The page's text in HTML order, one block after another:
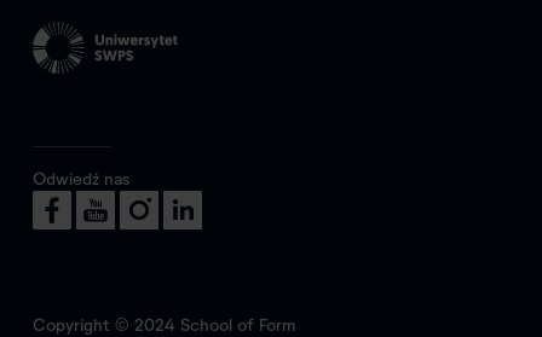
Odwiedź nas
Copyright © 2024 School of Form